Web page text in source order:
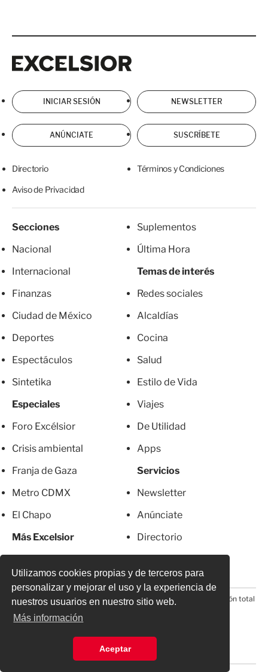
Utilizamos cookies propias y de terceros para
personalizar y mejorar el uso y la experiencia de
nuestros usuarios en nuestro sitio web.
Más información
Aceptar
INICIAR SESIÓN NEWSLETTER
ANÚNCIATE SUSCRÍBETE
Directorio Términos y Condiciones
Aviso de Privacidad
Secciones
Nacional
Internacional
Finanzas
Ciudad de México
Deportes
Espectáculos
Sintetika
Especiales
Foro Excélsior
Crisis ambiental
Franja de Gaza
Metro CDMX
El Chapo
Más Excelsior
Suplementos
Última Hora
Temas de interés
Redes sociales
Alcaldías
Cocina
Salud
Estilo de Vida
Viajes
De Utilidad
Apps
Servicios
Newsletter
Anúnciate
Directorio
© 2026 Todos los derechos reservados. Prohibida la reproducción total
o parcial, incluyendo cualquier medio electrónico*